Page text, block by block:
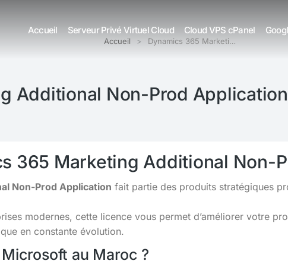
Accueil Serveur Privé Virtuel Cloud Cloud VPS cPanel
Accueil Dynamics 365 Marketi…
Additional Non-Prod
365 Marketing Additional Non-
Non-Prod Application fait partie des produits stratégiques
modernes, cette licence vous permet d’améliorer votre
en constante évolution.
au Maroc ?